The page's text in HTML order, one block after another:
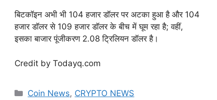
बिटकॉइन अभी भी 104 हजार डॉलर पर अटका हुआ है और 104
हजार डॉलर से 109 हजार डॉलर के बीच में घूम रहा है; वहीं,
इसका बाजार पूंजीकरण 2.08 ट्रिलियन डॉलर है।
Credit by Todayq.com
Categories
Coin News, CRYPTO NEWS